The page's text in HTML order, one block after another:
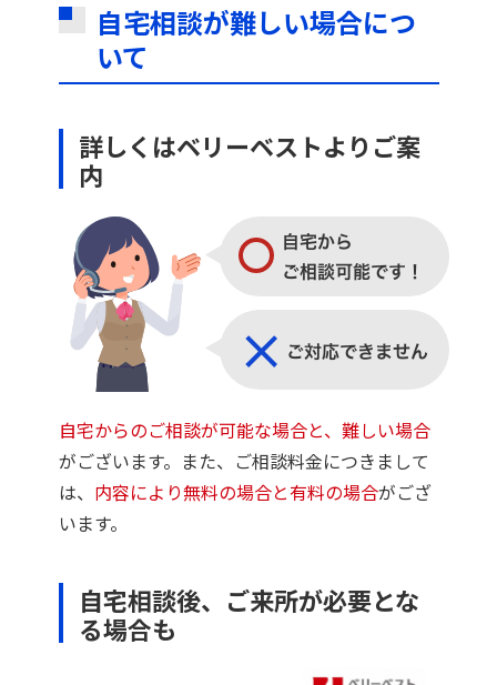
自宅相談が難しい場合につ
いて
詳しくはベリーベストよりご案
内
自宅からのご相談が可能な場合と、難しい場合
がございます。また、ご相談料金につきまして
は、 内容により無料の場合と有料の場合がござ
います。
自宅相談後、ご来所が必要とな
る場合も